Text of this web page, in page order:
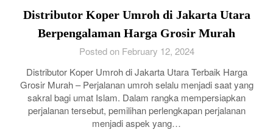
Distributor Koper Umroh di Jakarta Utara
Berpengalaman Harga Grosir Murah
Posted on February 12, 2024
Distributor Koper Umroh di Jakarta Utara Terbaik Harga
Grosir Murah – Perjalanan umroh selalu menjadi saat yang
sakral bagi umat Islam. Dalam rangka mempersiapkan
perjalanan tersebut, pemilihan perlengkapan perjalanan
menjadi aspek yang…